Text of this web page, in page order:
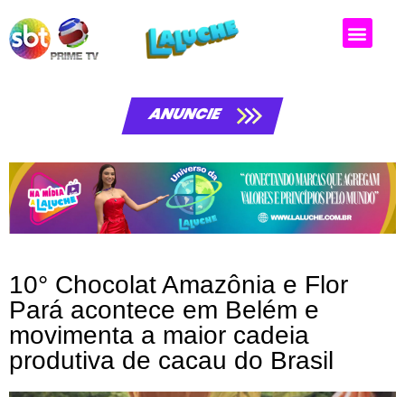
ANUNCIE
10° Chocolat Amazônia e Flor
Pará acontece em Belém e
movimenta a maior cadeia
produtiva de cacau do Brasil